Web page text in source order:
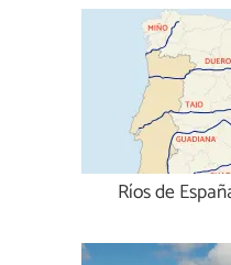
Ríos de